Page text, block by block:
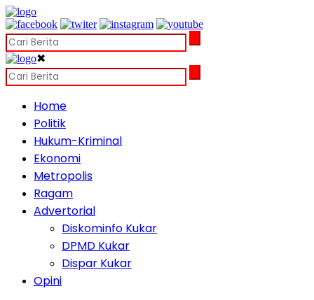
✖
Home
Politik
Hukum-Kriminal
Ekonomi
Metropolis
Ragam
Advertorial
Diskominfo Kukar
DPMD Kukar
Dispar Kukar
Opini